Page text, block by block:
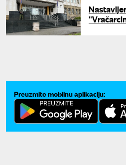
Preuzmite mobilnu aplikaciju: